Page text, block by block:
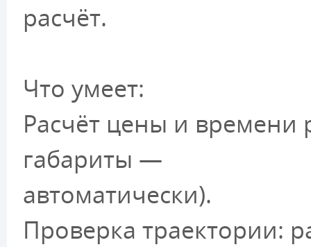
расчёт.
Что умеет:
Расчёт цены и времени
габариты —
автоматически).
Проверка траектории: